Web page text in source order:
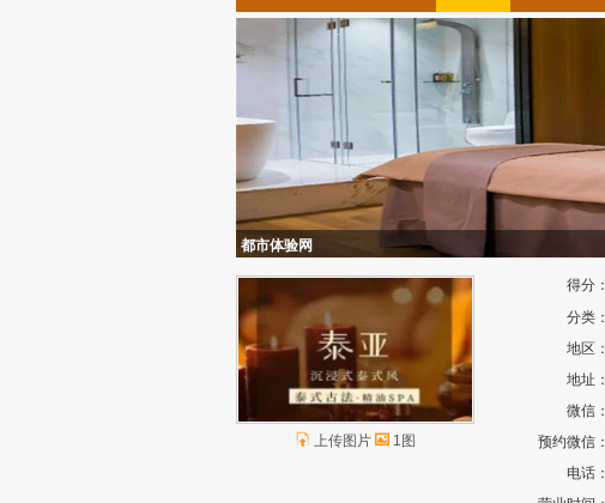
都市体验网
上传图片 1图
得分：
分类：
地区：
地址：
微信：
预约微信：
电话：